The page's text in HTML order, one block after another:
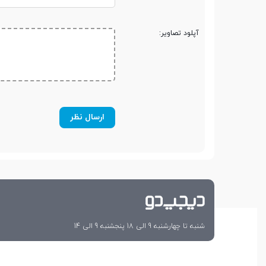
آپلود تصاویر:
شنبه تا چهارشنبه 9 الی 18 پنجشنبه 9 الی 14